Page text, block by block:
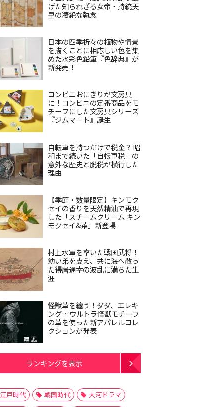
げた知られざる女帝・持統天
皇の凄絶な執念
日本の四季折々の植物や情景
を描くことに相応しい色を集
めた水彩色鉛筆『色辞典』が
新発売！
コンビニおにぎりが文房具
に！コンビニの定番商品をモ
チーフにした文房具シリーズ
『ジムマート』誕生
自転車を持つだけで税金？ 昭
和まで続いた「自転車税」の
意外な歴史と脱税が横行した
理由
【季節・数量限定】キンモク
セイの香りを天然精油で再現
した「スチームクリーム キン
モクセイ&茶」新登場
村上水軍を率いた戦国武将！
幼い弟を支え、共に海へ散っ
た得居通幸の波乱に満ちた生
涯
怪獣革を纏う！ダダ、エレキ
ング…ウルトラ怪獣モチーフ
の革を使った新アパレルコレ
クションが発表
ランキングを表示
江戸時代 戦国時代
大河ドラマ